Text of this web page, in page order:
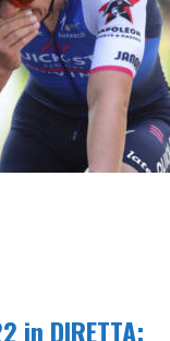
in DIRETTA: